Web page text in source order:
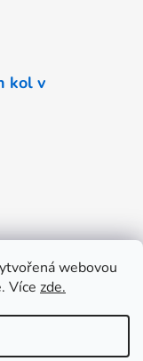
webovou
Více zde.
kol v